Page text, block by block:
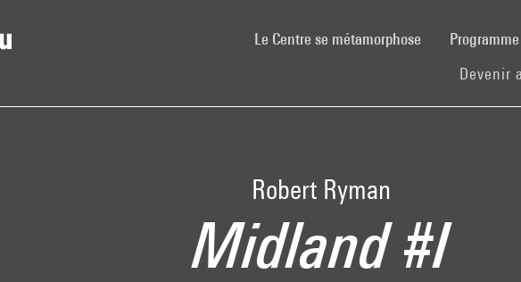
Le Centre se métamorphose(current)Programme
Devenir
Robert Ryman
Midland #I